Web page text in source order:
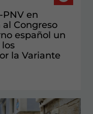
PNV en
Congreso
español un
la Variante